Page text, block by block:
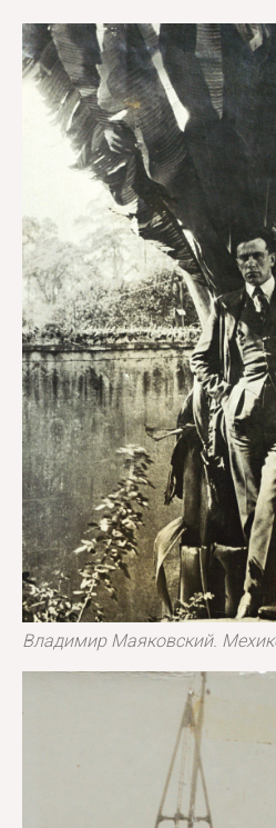
Владимир Маяковский.